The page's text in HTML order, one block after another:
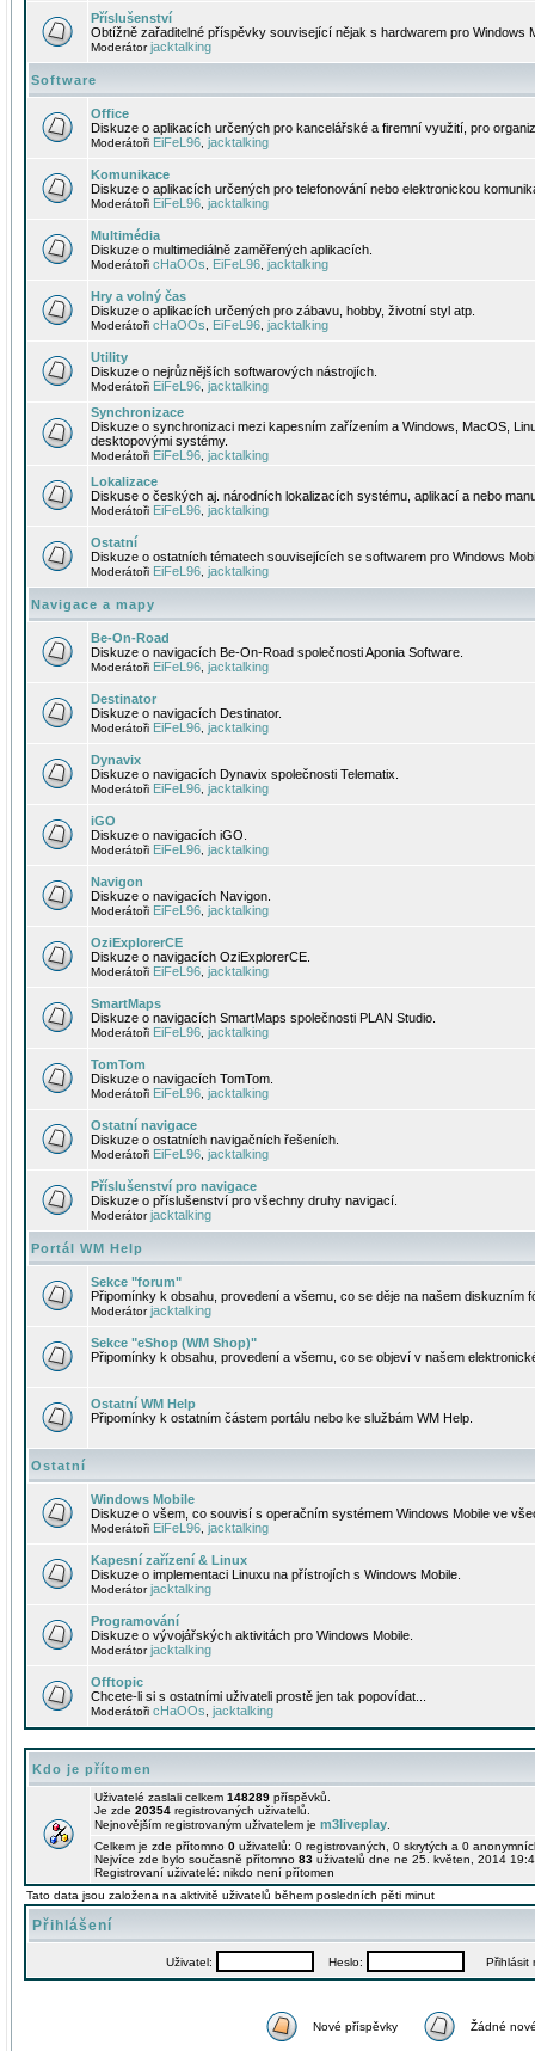
Příslušenství
Obtížně zařaditelné příspěvky související nějak s hardwarem pro Windows
Moderátorjacktalking
Software
Office
Diskuze o aplikacích určených pro kancelářské a firemní využití, pro
Moderátoři EiFeL96 jacktalking
Komunikace
Diskuze o aplikacích určených pro telefonování nebo elektronickou
Moderátoři EiFeL96 jacktalking
Multimédia
Diskuze o multimediálně zaměřených aplikacích.
Moderátoři cHaOOs EiFeL96 jacktalking
Hry a volný čas
Diskuze o aplikacích určených pro zábavu, hobby, životní styl atp.
Moderátoři cHaOOs EiFeL96 jacktalking
Utility
Diskuze o nejrůznějších softwarových nástrojích.
Moderátoři EiFeL96 jacktalking
Synchronizace
Diskuze o synchronizaci mezi kapesním zařízením a Windows, MacOS,
desktopovými systémy.
Moderátoři EiFeL96 jacktalking
Lokalizace
Diskuse o českých aj. národních lokalizacích systému, aplikací a nebo
Moderátoři EiFeL96 jacktalking
Ostatní
Diskuze o ostatních tématech souvisejících se softwarem pro Windows
Moderátoři EiFeL96 jacktalking
Navigace a mapy
Be-On-Road
Diskuze o navigacích Be-On-Road společnosti Aponia Software.
Moderátoři EiFeL96 jacktalking
Destinator
Diskuze o navigacích Destinator.
Moderátoři EiFeL96 jacktalking
Dynavix
Diskuze o navigacích Dynavix společnosti Telematix.
Moderátoři EiFeL96 jacktalking
iGO
Diskuze o navigacích iGO.
Moderátoři EiFeL96 jacktalking
Navigon
Diskuze o navigacích Navigon.
Moderátoři EiFeL96 jacktalking
OziExplorerCE
Diskuze o navigacích OziExplorerCE.
Moderátoři EiFeL96 jacktalking
SmartMaps
Diskuze o navigacích SmartMaps společnosti PLAN Studio.
Moderátoři EiFeL96 jacktalking
TomTom
Diskuze o navigacích TomTom.
Moderátoři EiFeL96 jacktalking
Ostatní navigace
Diskuze o ostatních navigačních řešeních.
Moderátoři EiFeL96 jacktalking
Příslušenství pro navigace
Diskuze o příslušenství pro všechny druhy navigací.
Moderátorjacktalking
Portál WM Help
Sekce "forum"
Připomínky k obsahu, provedení a všemu, co se děje na našem diskuzním
Moderátorjacktalking
Sekce "eShop (WM Shop)"
Připomínky k obsahu, provedení a všemu, co se objeví v našem
Ostatní WM Help
Připomínky k ostatním částem portálu nebo ke službám WM Help.
Ostatní
Windows Mobile
Diskuze o všem, co souvisí s operačním systémem Windows Mobile ve
Moderátoři EiFeL96 jacktalking
Kapesní zařízení & Linux
Diskuze o implementaci Linuxu na přístrojích s Windows Mobile.
Moderátorjacktalking
Programování
Diskuze o vývojářských aktivitách pro Windows Mobile.
Moderátorjacktalking
Offtopic
Chcete-li si s ostatními uživateli prostě jen tak popovídat...
Moderátoři cHaOOs jacktalking
Kdo je přítomen
Uživatelé zaslali celkem 148289 příspěvků.
Je zde 20354 registrovaných uživatelů.
Nejnovějším registrovaným uživatelem je m3liveplay
Celkem je zde přítomno 0 uživatelů: 0 registrovaných, 0 skrytých a 0
Nejvíce zde bylo současně přítomno 83 uživatelů dne ne 25. květen, 2014
Registrovaní uživatelé: nikdo není přítomen
Tato data jsou založena na aktivitě uživatelů během posledních pěti minut
Přihlášení
Uživatel: Heslo: Přihlásit
Nové příspěvky Žádné